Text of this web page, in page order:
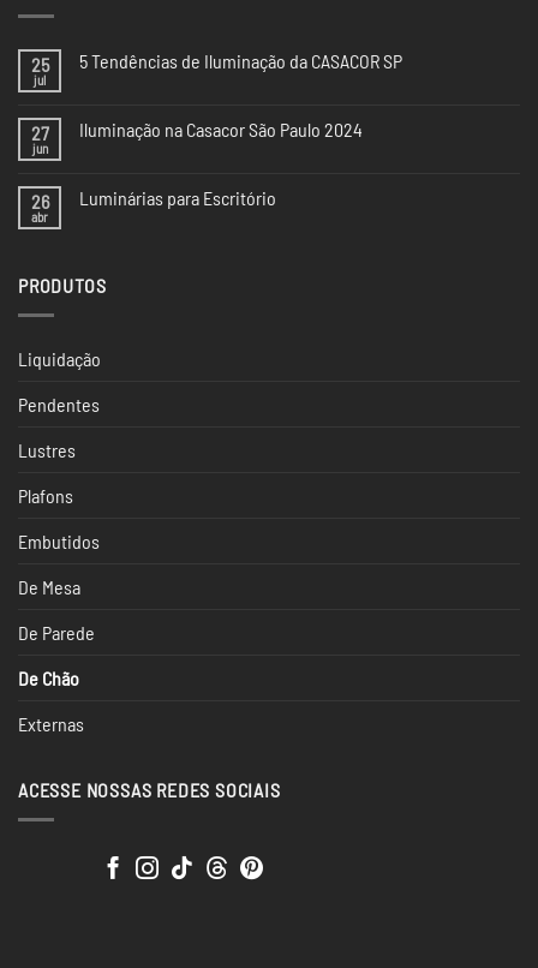
25
jul
5 Tendências de Iluminação da CASACOR SP
da
CASACOR
27
jun
Iluminação na Casacor São Paulo 2024
Iluminação
2024
26
abr
Luminárias para Escritório
para
PRODUTOS
Liquidação
Pendentes
Lustres
Plafons
Embutidos
De Mesa
De Parede
De Chão
Externas
ACESSE NOSSAS REDES SOCIAIS